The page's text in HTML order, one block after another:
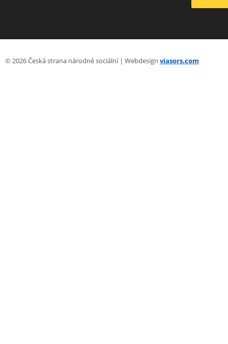
© 2026 Česká strana národně sociální | Webdesign viasors.com